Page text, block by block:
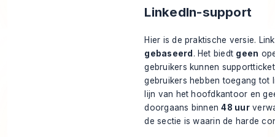
LinkedIn-support
Hier is de praktische versie.
gebaseerd . Het biedt geen
gebruikers kunnen
gebruikers hebben toegang tot
lijn van het hoofdkantoor en
doorgaans binnen48 uur
de sectie is waarin de harde